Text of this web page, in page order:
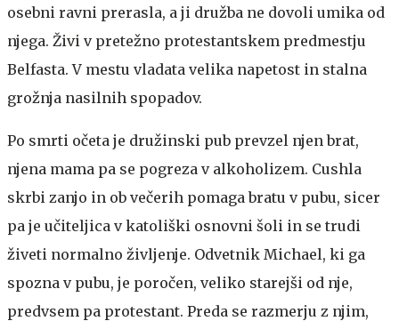
osebni ravni prerasla, a ji družba ne dovoli umika od
njega. Živi v pretežno protestantskem predmestju
Belfasta. V mestu vladata velika napetost in stalna
grožnja nasilnih spopadov.
Po smrti očeta je družinski pub prevzel njen brat,
njena mama pa se pogreza v alkoholizem. Cushla
skrbi zanjo in ob večerih pomaga bratu v pubu, sicer
pa je učiteljica v katoliški osnovni šoli in se trudi
živeti normalno življenje. Odvetnik Michael, ki ga
spozna v pubu, je poročen, veliko starejši od nje,
predvsem pa protestant. Preda se razmerju z njim,